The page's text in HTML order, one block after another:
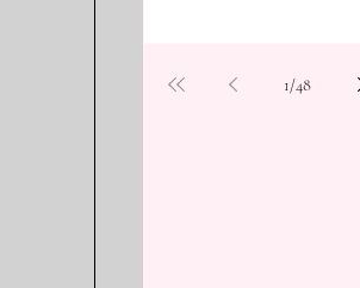
1/48